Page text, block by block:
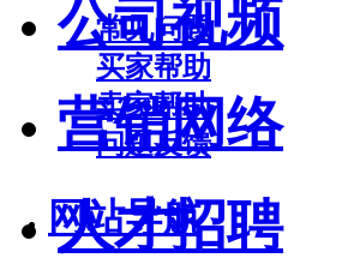
常见问题
买家帮助
卖家帮助
问题反馈
网站导航
公司视频
营销网络
人才招聘